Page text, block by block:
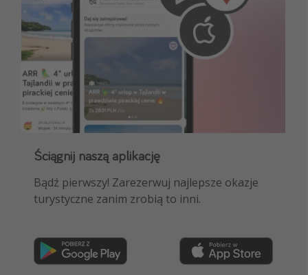
Ściągnij naszą aplikację
Bądź pierwszy! Zarezerwuj najlepsze okazje
turystyczne zanim zrobią to inni.
Dołącz do naszego kanału na WhatsApp
NAJLEPSZE oferty podróżnicze, porady
ekspertów i wiele więcej!